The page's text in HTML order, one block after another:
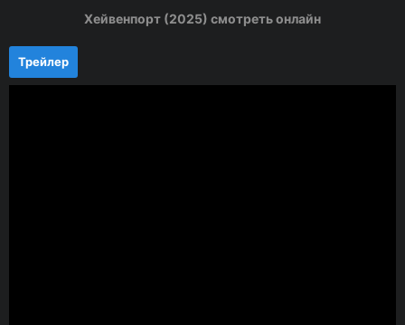
Хейвенпорт (2025) смотреть онлайн
Трейлер